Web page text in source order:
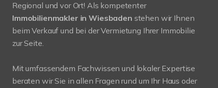
Regional und vor Ort! Als kompetenter
Immobilienmakler in Wiesbaden stehen wir Ihnen
beim Verkauf und bei der Vermietung Ihrer Immobilie
zur Seite.
Mit umfassendem Fachwissen und lokaler Expertise
beraten wir Sie in allen Fragen rund um Ihr Haus oder